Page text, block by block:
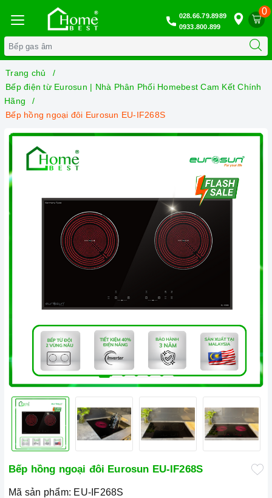
0
028.66.79.8989
0933.800.899
Trang chủ
Bếp điện từ Eurosun | Nhà Phân Phối Homebest Cam Kết Chính
Hãng
Bếp hồng ngoại đôi Eurosun EU-IF268S
Bếp hồng ngoại đôi Eurosun EU-IF268S
Mã sản phẩm: EU-IF268S